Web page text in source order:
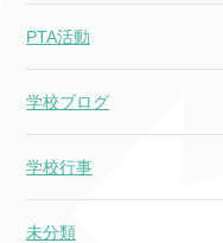
PTA活動
学校ブログ
学校行事
未分類